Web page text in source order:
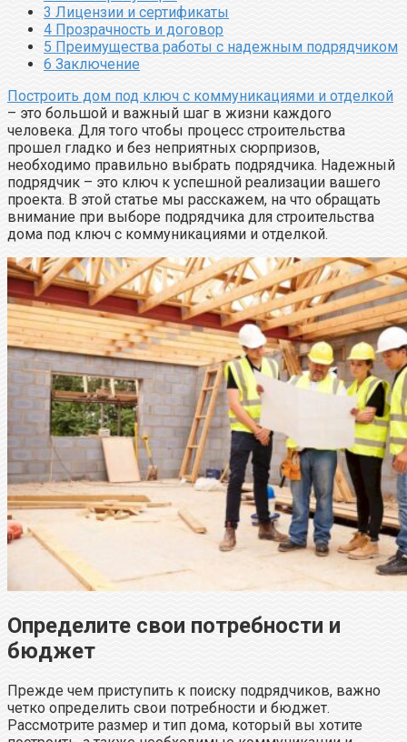
3 Лицензии и сертификаты
4 Прозрачность и договор
5 Преимущества работы с надежным подрядчиком
6 Заключение
Построить дом под ключ с коммуникациями и отделкой
– это большой и важный шаг в жизни каждого
человека. Для того чтобы процесс строительства
прошел гладко и без неприятных сюрпризов,
необходимо правильно выбрать подрядчика. Надежный
подрядчик – это ключ к успешной реализации вашего
проекта. В этой статье мы расскажем, на что обращать
внимание при выборе подрядчика для строительства
дома под ключ с коммуникациями и отделкой.
Определите свои потребности и
бюджет
Прежде чем приступить к поиску подрядчиков, важно
четко определить свои потребности и бюджет.
Рассмотрите размер и тип дома, который вы хотите